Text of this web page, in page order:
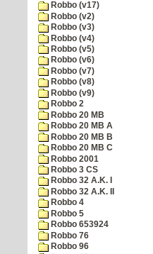
Robbo (v17)
Robbo (v2)
Robbo (v3)
Robbo (v4)
Robbo (v5)
Robbo (v6)
Robbo (v7)
Robbo (v8)
Robbo (v9)
Robbo 2
Robbo 20 MB
Robbo 20 MB A
Robbo 20 MB B
Robbo 20 MB C
Robbo 2001
Robbo 3 CS
Robbo 32 A.K. I
Robbo 32 A.K. II
Robbo 4
Robbo 5
Robbo 653924
Robbo 76
Robbo 96